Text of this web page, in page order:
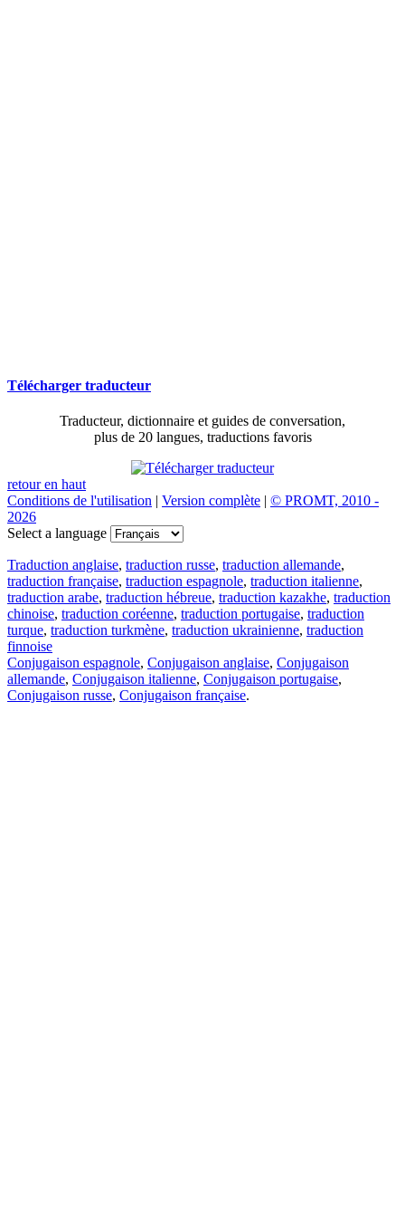
Télécharger traducteur
Traducteur, dictionnaire et guides de conversation,
plus de 20 langues, traductions favoris
retour en haut
Conditions de l'utilisation | Version complète | © PROMT, 2010 -
2026
Select a language
Traduction anglaise, traduction russe, traduction allemande,
traduction française, traduction espagnole, traduction italienne,
traduction arabe, traduction hébreue, traduction kazakhe, traduction
chinoise, traduction coréenne, traduction portugaise, traduction
turque, traduction turkmène, traduction ukrainienne, traduction
finnoise
Conjugaison espagnole, Conjugaison anglaise, Conjugaison
allemande, Conjugaison italienne, Conjugaison portugaise,
Conjugaison russe, Conjugaison française.